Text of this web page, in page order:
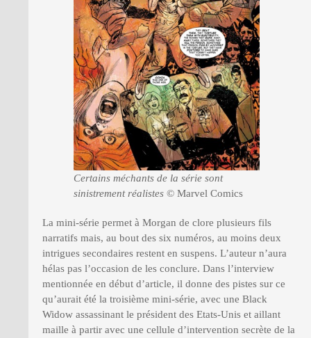
Certains méchants de la série sont
sinistrement réalistes© Marvel Comics
La mini-série permet à Morgan de clore plusieurs fils
narratifs mais, au bout des six numéros, au moins deux
intrigues secondaires restent en suspens. L’auteur n’aura
hélas pas l’occasion de les conclure. Dans l’interview
mentionnée en début d’article, il donne des pistes sur ce
qu’aurait été la troisième mini-série, avec une Black
Widow assassinant le président des Etats-Unis et aillant
maille à partir avec une cellule d’intervention secrète de la